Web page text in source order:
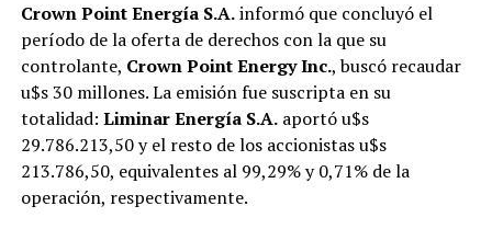
Crown Point Energía S.A.informó que concluyó el
período de la oferta de derechos con la que su
controlante, Crown Point Energy Inc., buscó recaudar
u$s 30 millones. La emisión fue suscripta en su
totalidad: Liminar Energía S.A.aportó u$s
29.786.213,50 y el resto de los accionistas u$s
213.786,50, equivalentes al 99,29% y 0,71% de la
operación, respectivamente.